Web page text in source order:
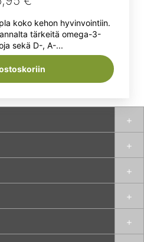
koko kehon hyvinvointiin.
tärkeitä omega-3-
sekä D-, A-...